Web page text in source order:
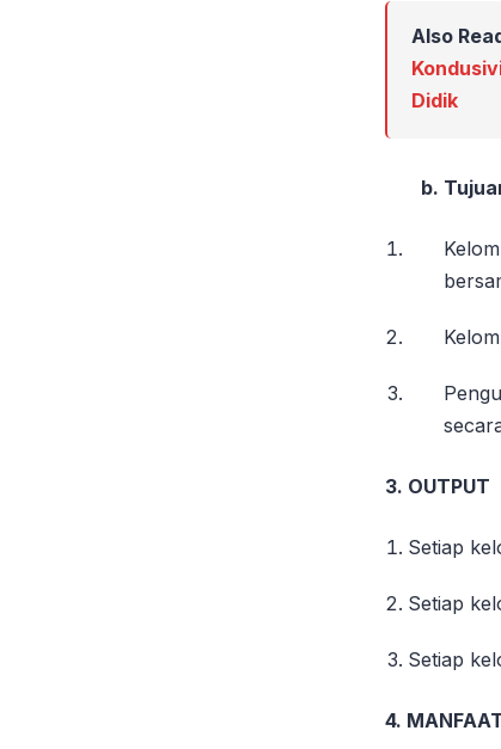
Also
Didik
b.
3. OUTPUT
Setiap
Setiap
Setiap
4.